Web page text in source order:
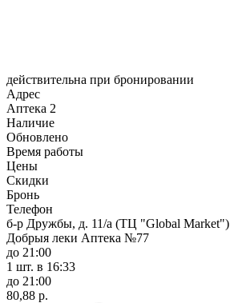
действительна при бронировании
Адрес
Аптека 2
Наличие
Обновлено
Время работы
Цены
Скидки
Бронь
Телефон
б-р Дружбы, д. 11/а (ТЦ "Global Market")
Добрыя леки Аптека №77
до 21:00
1 шт. в 16:33
до 21:00
80,88 р.